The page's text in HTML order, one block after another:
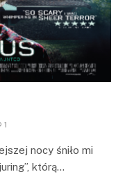
1
nocy śniło mi
którą…